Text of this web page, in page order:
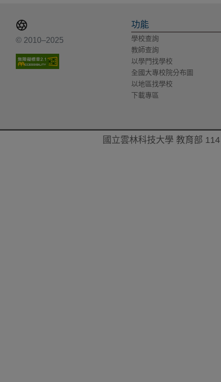
© 2010–2025
功能
學校查詢
教師查詢
以學門找學校
全國大專校院分布圖
以地區找學校
下載專區
國立雲林科技大學 教育部